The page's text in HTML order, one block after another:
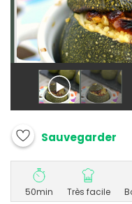
Sauvegarder
50min Très facile